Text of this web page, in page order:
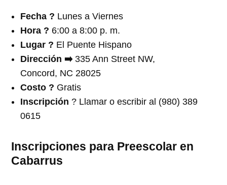
Fecha ?️ Lunes a Viernes
Hora ? 6:00 a 8:00 p. m.
Lugar ? El Puente Hispano
Dirección ➡️ 335 Ann Street NW,
Concord, NC 28025
Costo ? Gratis
Inscripción ? Llamar o escribir al (980) 389
0615
Inscripciones para Preescolar en
Cabarrus